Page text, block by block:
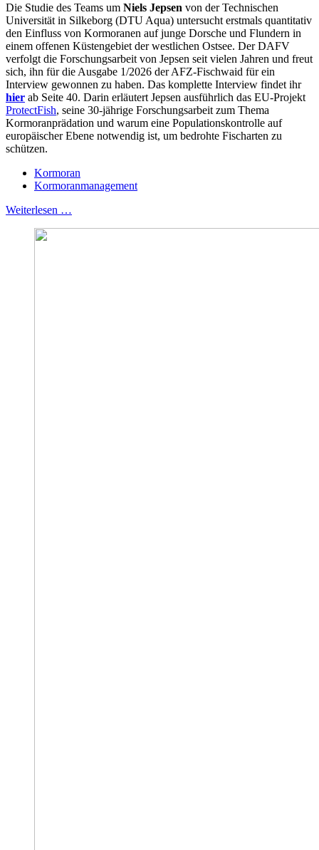
Die Studie des Teams um Niels Jepsen von der Technischen
Universität in Silkeborg (DTU Aqua) untersucht erstmals quantitativ
den Einfluss von Kormoranen auf junge Dorsche und Flundern in
einem offenen Küstengebiet der westlichen Ostsee. Der DAFV
verfolgt die Forschungsarbeit von Jepsen seit vielen Jahren und freut
sich, ihn für die Ausgabe 1/2026 der AFZ-Fischwaid für ein
Interview gewonnen zu haben. Das komplette Interview findet ihr
hier ab Seite 40. Darin erläutert Jepsen ausführlich das EU-Projekt
ProtectFish, seine 30-jährige Forschungsarbeit zum Thema
Kormoranprädation und warum eine Populationskontrolle auf
europäischer Ebene notwendig ist, um bedrohte Fischarten zu
schützen.
Kormoran
Kormoranmanagement
Weiterlesen …